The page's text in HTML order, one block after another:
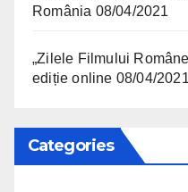
România 08/04/2021
„Zilele Filmului
ediție online 08/04/2021
Categories